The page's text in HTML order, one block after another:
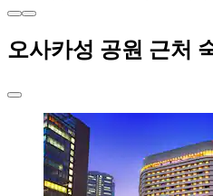
오사카성 공원 근처